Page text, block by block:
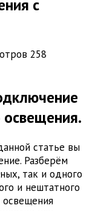
с
258
освещения.
статье вы
Разберём
так и одного
и нештатного
освещения